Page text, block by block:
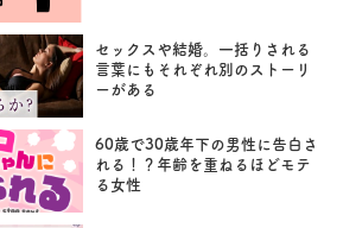
セックスや結婚。一括りされる
言葉にもそれぞれ別のストーリ
ーがある
60歳で30歳年下の男性に告白さ
れる！？年齢を重ねるほどモテ
る女性